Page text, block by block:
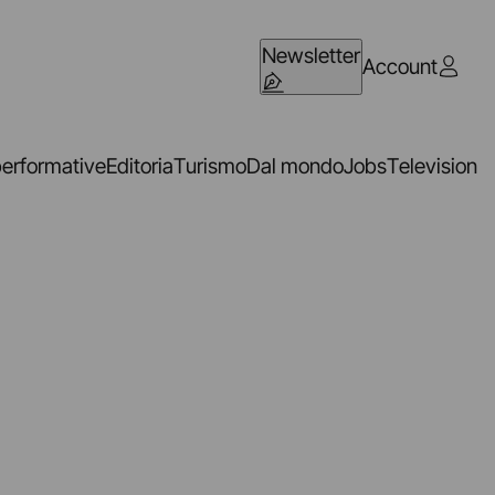
NewsletterAccount
EditoriaTurismoDal mondoJobsTelevision